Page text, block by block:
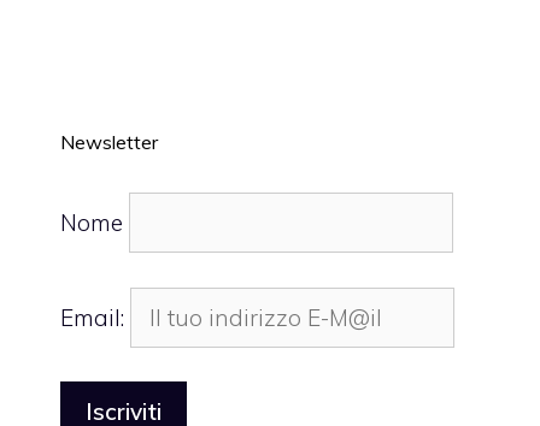
Newsletter
Nome
Email: